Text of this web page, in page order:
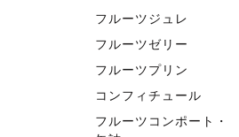
フルーツジュレ
フルーツゼリー
フルーツゼリー一覧
果肉入りタイプ
ピューレタイプ
フルーツプリン
コンフィチュール
フルーツコンポート・